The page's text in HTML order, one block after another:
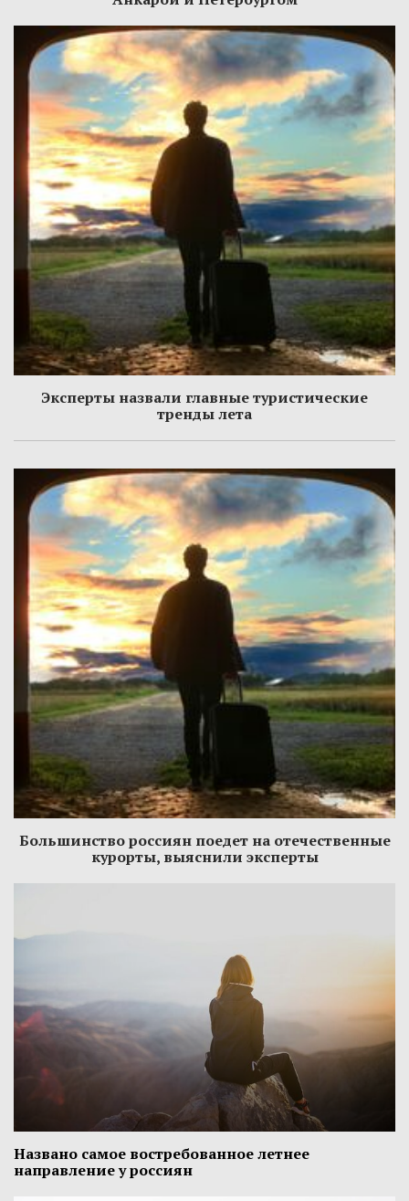
Эксперты назвали главные туристические
тренды лета
Большинство россиян поедет на отечественные
курорты, выяснили эксперты
Названо самое востребованное летнее
направление у россиян